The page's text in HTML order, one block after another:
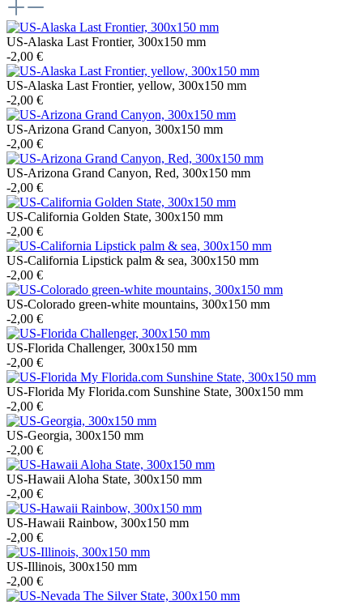
US-Alaska Last Frontier, 300x150 mm
-2,00 €
US-Alaska Last Frontier, yellow, 300x150 mm
-2,00 €
US-Arizona Grand Canyon, 300x150 mm
-2,00 €
US-Arizona Grand Canyon, Red, 300x150 mm
-2,00 €
US-California Golden State, 300x150 mm
-2,00 €
US-California Lipstick palm & sea, 300x150 mm
-2,00 €
US-Colorado green-white mountains, 300x150 mm
-2,00 €
US-Florida Challenger, 300x150 mm
-2,00 €
US-Florida My Florida.com Sunshine State, 300x150 mm
-2,00 €
US-Georgia, 300x150 mm
-2,00 €
US-Hawaii Aloha State, 300x150 mm
-2,00 €
US-Hawaii Rainbow, 300x150 mm
-2,00 €
US-Illinois, 300x150 mm
-2,00 €